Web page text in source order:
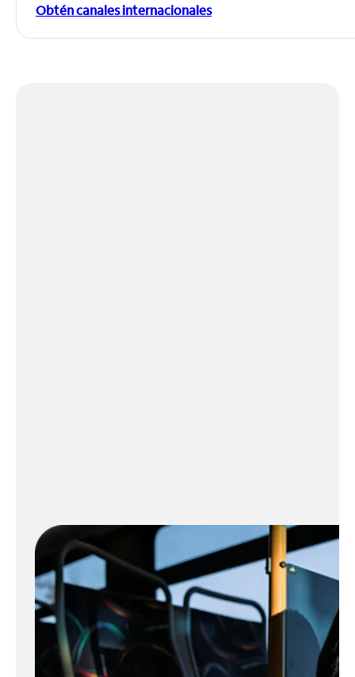
Obtén canales internacionales